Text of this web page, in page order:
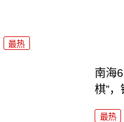
最热
南海
棋”，
最热